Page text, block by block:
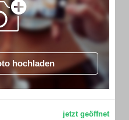
hochladen